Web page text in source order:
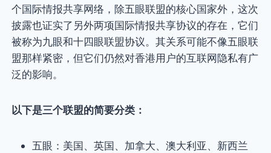
个国际情报共享网络，除五眼联盟的核心国家外，这次
披露也证实了另外两项国际情报共享协议的存在，它们
被称为九眼和十四眼联盟协议。其关系可能不像五眼联
盟那样紧密，但它们仍然对香港用户的互联网隐私有广
泛​​的影响。
以下是三个联盟的简要分类：
五眼：美国、英国、加拿大、澳大利亚、新西兰